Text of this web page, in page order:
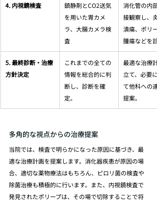
4. 内視鏡検査
鎮静剤とCO2送気
を用いた胃カメ
ラ、大腸カメラ検
査
消化管の内部
接観察し、炎
潰瘍、ポリー
腫瘍などを診
5. 最終診断・治療
方針決定
これまでの全ての
情報を総合的に判
断し、診断を確
定。
最適な治療計
立て、必要に
て他科への連
提案。
多角的な視点からの治療提案
当院では、検査で明らかになった原因に基づき、最
適な治療計画を提案します。消化器疾患が原因の場
合、適切な薬物療法はもちろん、ピロリ菌の検査や
除菌治療も積極的に行います。また、内視鏡検査で
発見されたポリープは、その場で切除することで将